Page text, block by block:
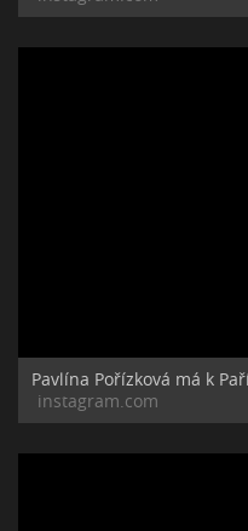
Pavlína Pořízková má k
instagram.com